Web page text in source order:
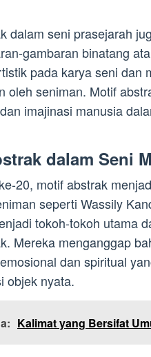
dalam seni prasejarah
gambaran binatang
pada karya seni dan
oleh seniman. Motif
imajinasi manusia
dalam Seni
20, motif abstrak
seperti Wassily
tokoh-tokoh utama
Mereka menganggap
dan spiritual
objek nyata.
Kalimat yang Bersifat